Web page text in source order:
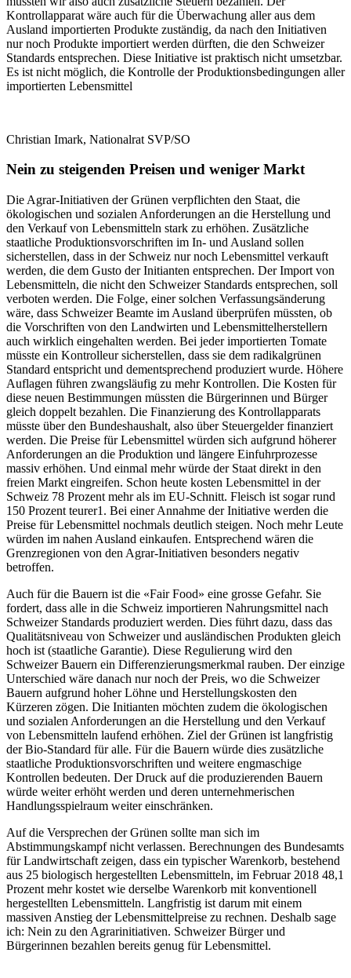
Kontrollapparat wäre auch für die Überwachung aller aus dem
Ausland importierten Produkte zuständig, da nach den Initiativen
nur noch Produkte importiert werden dürften, die den Schweizer
Standards entsprechen. Diese Initiative ist praktisch nicht umsetzbar.
Es ist nicht möglich, die Kontrolle der Produktionsbedingungen aller
importierten Lebensmittel
Christian Imark, Nationalrat SVP/SO
Nein zu steigenden Preisen und weniger Markt
Die Agrar-Initiativen der Grünen verpflichten den Staat, die
ökologischen und sozialen Anforderungen an die Herstellung und
den Verkauf von Lebensmitteln stark zu erhöhen. Zusätzliche
staatliche Produktionsvorschriften im In- und Ausland sollen
sicherstellen, dass in der Schweiz nur noch Lebensmittel verkauft
werden, die dem Gusto der Initianten entsprechen. Der Import von
Lebensmitteln, die nicht den Schweizer Standards entsprechen, soll
verboten werden. Die Folge, einer solchen Verfassungsänderung
wäre, dass Schweizer Beamte im Ausland überprüfen müssten, ob
die Vorschriften von den Landwirten und Lebensmittelherstellern
auch wirklich eingehalten werden. Bei jeder importierten Tomate
müsste ein Kontrolleur sicherstellen, dass sie dem radikalgrünen
Standard entspricht und dementsprechend produziert wurde. Höhere
Auflagen führen zwangsläufig zu mehr Kontrollen. Die Kosten für
diese neuen Bestimmungen müssten die Bürgerinnen und Bürger
gleich doppelt bezahlen. Die Finanzierung des Kontrollapparats
müsste über den Bundeshaushalt, also über Steuergelder finanziert
werden. Die Preise für Lebensmittel würden sich aufgrund höherer
Anforderungen an die Produktion und längere Einfuhrprozesse
massiv erhöhen. Und einmal mehr würde der Staat direkt in den
freien Markt eingreifen. Schon heute kosten Lebensmittel in der
Schweiz 78 Prozent mehr als im EU-Schnitt. Fleisch ist sogar rund
150 Prozent teurer1. Bei einer Annahme der Initiative werden die
Preise für Lebensmittel nochmals deutlich steigen. Noch mehr Leute
würden im nahen Ausland einkaufen. Entsprechend wären die
Grenzregionen von den Agrar-Initiativen besonders negativ
betroffen.
Auch für die Bauern ist die «Fair Food» eine grosse Gefahr. Sie
fordert, dass alle in die Schweiz importieren Nahrungsmittel nach
Schweizer Standards produziert werden. Dies führt dazu, dass das
Qualitätsniveau von Schweizer und ausländischen Produkten gleich
hoch ist (staatliche Garantie). Diese Regulierung wird den
Schweizer Bauern ein Differenzierungsmerkmal rauben. Der einzige
Unterschied wäre danach nur noch der Preis, wo die Schweizer
Bauern aufgrund hoher Löhne und Herstellungskosten den
Kürzeren zögen. Die Initianten möchten zudem die ökologischen
und sozialen Anforderungen an die Herstellung und den Verkauf
von Lebensmitteln laufend erhöhen. Ziel der Grünen ist langfristig
der Bio-Standard für alle. Für die Bauern würde dies zusätzliche
staatliche Produktionsvorschriften und weitere engmaschige
Kontrollen bedeuten. Der Druck auf die produzierenden Bauern
würde weiter erhöht werden und deren unternehmerischen
Handlungsspielraum weiter einschränken.
Auf die Versprechen der Grünen sollte man sich im
Abstimmungskampf nicht verlassen. Berechnungen des Bundesamts
für Landwirtschaft zeigen, dass ein typischer Warenkorb, bestehend
aus 25 biologisch hergestellten Lebensmitteln, im Februar 2018 48,1
Prozent mehr kostet wie derselbe Warenkorb mit konventionell
hergestellten Lebensmitteln. Langfristig ist darum mit einem
massiven Anstieg der Lebensmittelpreise zu rechnen. Deshalb sage
ich: Nein zu den Agrarinitiativen. Schweizer Bürger und
Bürgerinnen bezahlen bereits genug für Lebensmittel.